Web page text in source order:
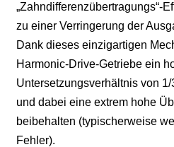
„Zahndifferenzübertragungs“-
zu einer Verringerung der
Dank dieses einzigartigen
Harmonic-Drive-Getriebe ein
Untersetzungsverhältnis von
und dabei eine extrem hohe
beibehalten (typischerweise
Fehler).